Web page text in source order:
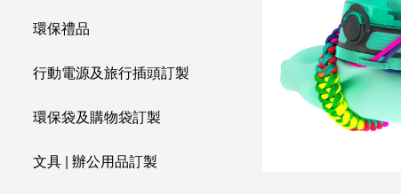
環保禮品
行動電源及旅行插頭訂製
環保袋及購物袋訂製
文具 | 辦公用品訂製